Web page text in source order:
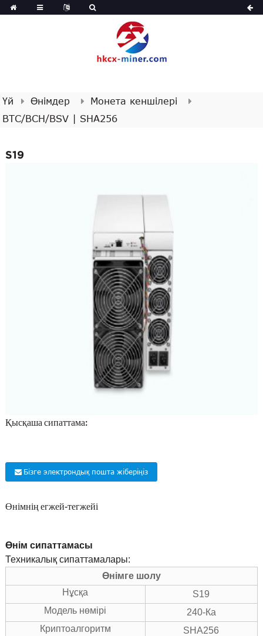
Үй Өнімдер
Монета кеншілері
BTC/BCH/BSV | SHA256
S19
Қысқаша сипаттама:
Бізге электрондық пошта жіберіңіз
Өнімнің егжей-тегжейі
Өнім сипаттамасы
Техникалық сипаттамалары:
Өнімге шолу
Нұсқа
S19
Модель нөмірі
240-Ка
Криптоалгоритм
SHA256